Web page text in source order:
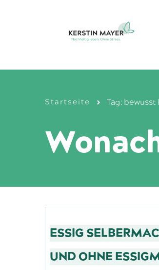
Startseite Tag:
ESSIG
UND OHNE